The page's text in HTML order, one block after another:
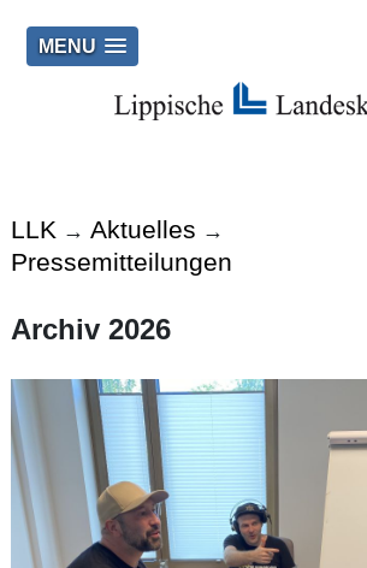
MENU
LLK → Aktuelles →
Pressemitteilungen
Archiv 2026